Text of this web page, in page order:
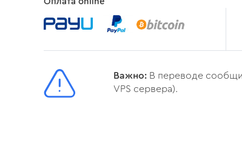
Важно: В переводе
VPS сервера).